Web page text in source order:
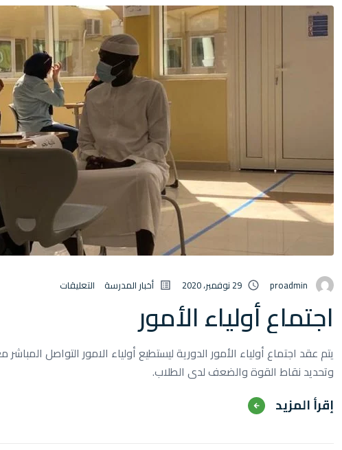
proadmin 29 نوفمبر، 2020 أخبار المدرسة التعليقات
اجتماع أولياء الأمور
يتم عقد اجتماع أولياء الأمور الدورية ليستطيع أولياء الامور التواصل
وتحديد نقاط القوة والضعف لدى الطلاب.
‫‫إقرأ المزيد